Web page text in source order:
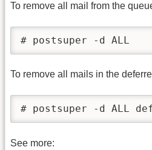
To remove all mail from the
# postsuper -d ALL
To remove all mails in the
# postsuper -d ALL
See more: